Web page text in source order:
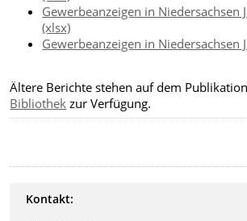
Gewerbeanzeigen in Niedersachsen
(xlsx)
Gewerbeanzeigen in Niedersachsen
Ältere Berichte stehen auf dem
Bibliothek zur Verfügung.
Kontakt: